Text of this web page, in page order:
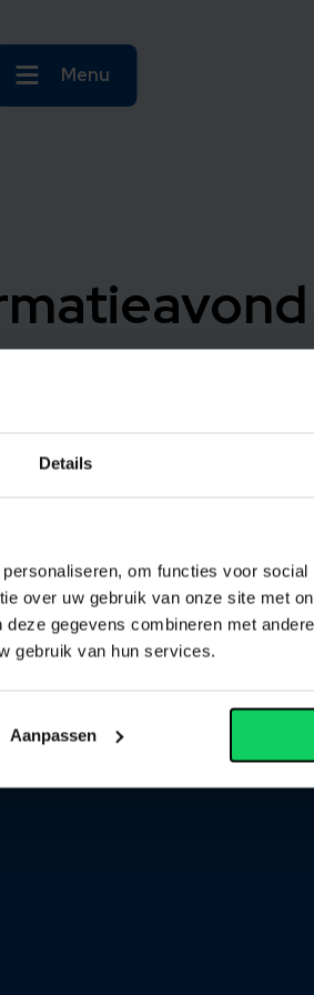
Details
om functies voor
over uw gebruik van onze site met
gegevens combineren met
gebruik van hun services.
Aanpassen
Menu
Ouderportaal
Leerlingenportaal
Personeelsportaal HF